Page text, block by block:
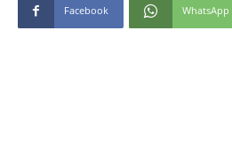
Facebook WhatsApp